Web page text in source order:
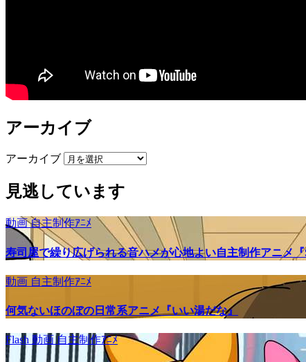
アーカイブ
アーカイブ
見逃しています
動画自主制作ｱﾆﾒ
寿司屋で繰り広げられる音ハメが心地よい自主制作アニメ『
動画 自主制作ｱﾆﾒ
何気ないほのぼの日常系アニメ『いい湯だな』
Flash 動画自主制作ｱﾆﾒ